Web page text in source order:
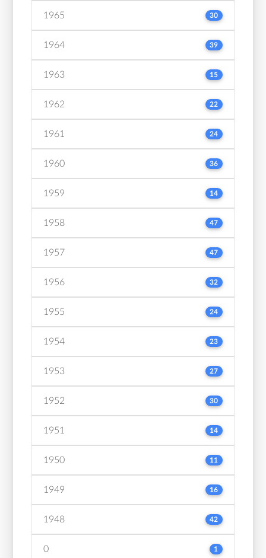
1965 30
1964 39
1963 15
1962 22
1961 24
1960 36
1959 14
1958 47
1957 47
1956 32
1955 24
1954 23
1953 27
1952 30
1951 14
1950 11
1949 16
1948 42
0 1